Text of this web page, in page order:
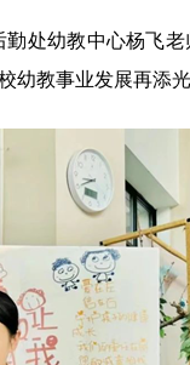
处幼教中心杨飞
幼教事业发展再添光